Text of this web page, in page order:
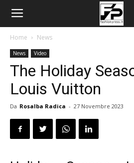
Home News
News Video
The Holiday
Louis Vuitton
Da Rosalba Radica - 27 Novembre 2023